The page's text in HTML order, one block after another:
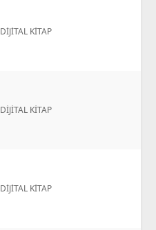
DİJİTAL KİTAP
DİJİTAL KİTAP
DİJİTAL KİTAP